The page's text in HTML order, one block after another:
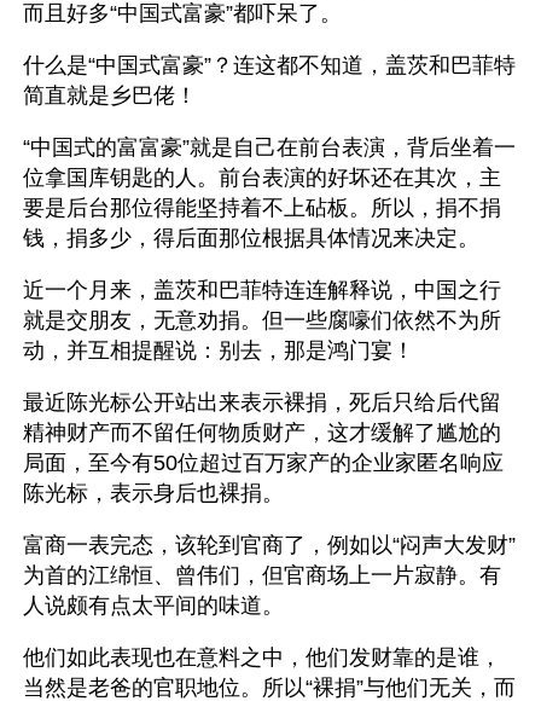
而且好多“中国式富豪”都吓呆了。
什么是“中国式富豪”？连这都不知道，盖茨和巴菲特
简直就是乡巴佬！
“中国式的富富豪”就是自己在前台表演，背后坐着一
位拿国库钥匙的人。前台表演的好坏还在其次，主
要是后台那位得能坚持着不上砧板。所以，捐不捐
钱，捐多少，得后面那位根据具体情况来决定。
近一个月来，盖茨和巴菲特连连解释说，中国之行
就是交朋友，无意劝捐。但一些腐嚎们依然不为所
动，并互相提醒说：别去，那是鸿门宴！
最近陈光标公开站出来表示裸捐，死后只给后代留
精神财产而不留任何物质财产，这才缓解了尴尬的
局面，至今有50位超过百万家产的企业家匿名响应
陈光标，表示身后也裸捐。
富商一表完态，该轮到官商了，例如以“闷声大发财”
为首的江绵恒、曾伟们，但官商场上一片寂静。有
人说颇有点太平间的味道。
他们如此表现也在意料之中，他们发财靠的是谁，
当然是老爸的官职地位。所以“裸捐”与他们无关，而